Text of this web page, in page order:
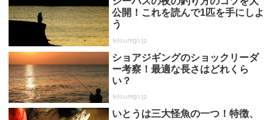
公開！これを読んで1匹を手にしよ
う
leisurego.jp
ショアジギングのショックリーダ
ー考察！最適な長さはどれくら
い？
leisurego.jp
いとうは三大怪魚の一つ！特徴、